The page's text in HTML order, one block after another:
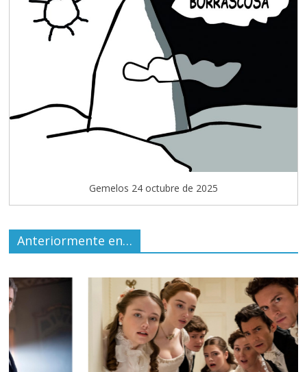
Gemelos 24 octubre de 2025
Anteriormente en…